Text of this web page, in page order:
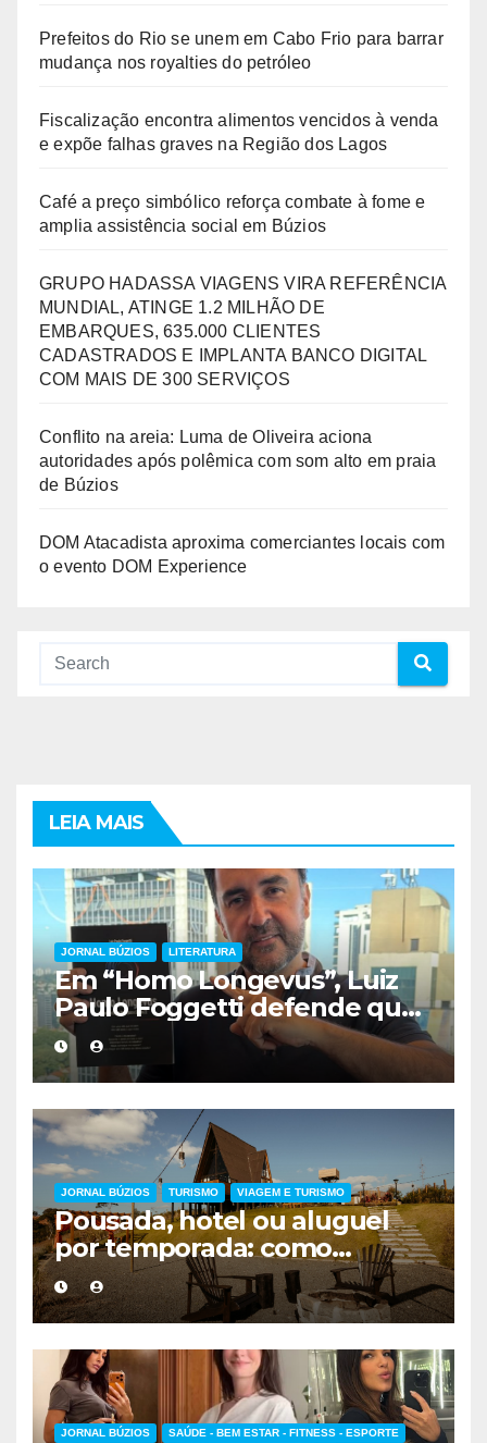
Prefeitos do Rio se unem em Cabo Frio para barrar
mudança nos royalties do petróleo
Fiscalização encontra alimentos vencidos à venda
e expõe falhas graves na Região dos Lagos
Café a preço simbólico reforça combate à fome e
amplia assistência social em Búzios
GRUPO HADASSA VIAGENS VIRA REFERÊNCIA
MUNDIAL, ATINGE 1.2 MILHÃO DE
EMBARQUES, 635.000 CLIENTES
CADASTRADOS E IMPLANTA BANCO DIGITAL
COM MAIS DE 300 SERVIÇOS
Conflito na areia: Luma de Oliveira aciona
autoridades após polêmica com som alto em praia
de Búzios
DOM Atacadista aproxima comerciantes locais com
o evento DOM Experience
LEIA MAIS
JORNAL BÚZIOS LITERATURA
Em “Homo Longevus”, Luiz
Paulo Foggetti defende que
viver mais exigirá uma nova
forma de encarar a vida
JORNAL BÚZIOS TURISMO VIAGEM E TURISMO
Pousada, hotel ou aluguel
por temporada: como
escolher a melhor
hospedagem
JORNAL BÚZIOS SAÚDE - BEM ESTAR - FITNESS - ESPORTE